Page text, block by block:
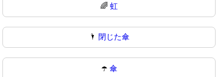
🌈 虹
🌂 閉じた傘
☂️ 傘